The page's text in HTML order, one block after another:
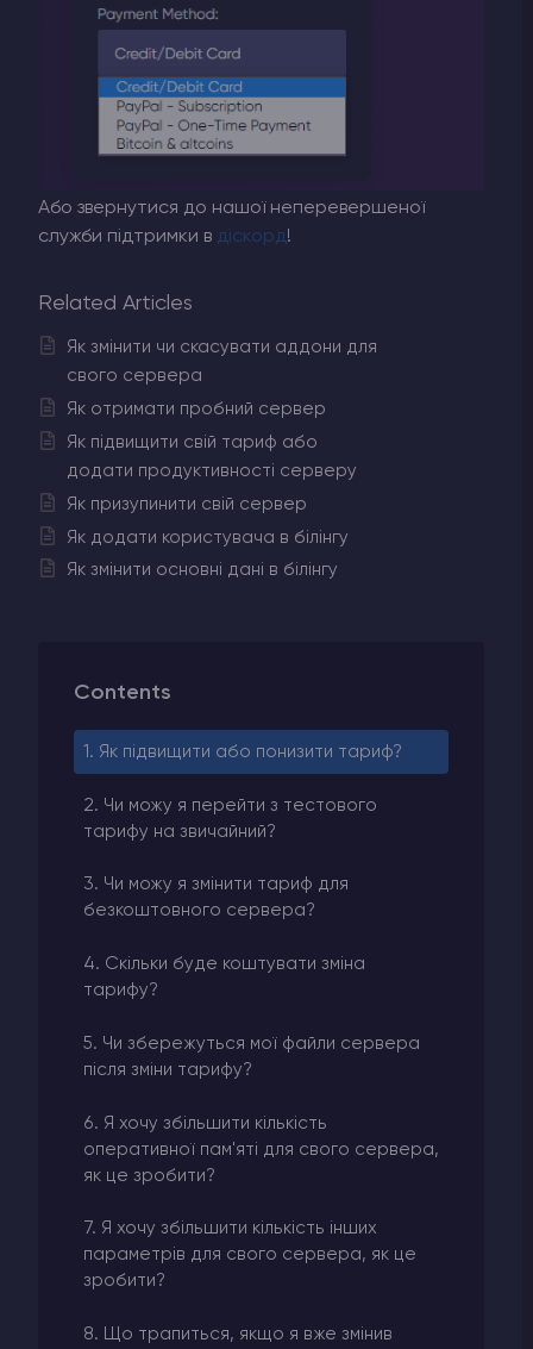
Або звернутися до нашої неперевершеної
служби підтримки в діскорд!
Related Articles
Як змінити чи скасувати аддони для
свого сервера
Як отримати пробний сервер
Як підвищити свій тариф або
додати продуктивності серверу
Як призупинити свій сервер
Як додати користувача в білінгу
Як змінити основні дані в білінгу
Contents
1. Як підвищити або понизити тариф?
2. Чи можу я перейти з тестового
тарифу на звичайний?
3. Чи можу я змінити тариф для
безкоштовного сервера?
4. Скільки буде коштувати зміна
тарифу?
5. Чи збережуться мої файли сервера
після зміни тарифу?
6. Я хочу збільшити кількість
оперативної пам'яті для свого сервера,
як це зробити?
7. Я хочу збільшити кількість інших
параметрів для свого сервера, як це
зробити?
8. Що трапиться, якщо я вже змінив